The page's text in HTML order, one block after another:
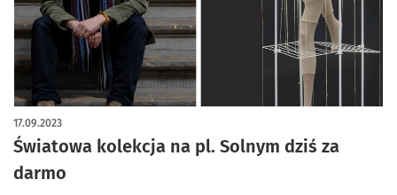
Światowa kolekcja na pl. Solnym dziś za
darmo
17.09.2023
artykuł z galerią zdjęć